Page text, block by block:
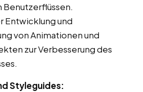
Benutzerflüssen.
Entwicklung und
von Animationen und
zur Verbesserung des
Styleguides: